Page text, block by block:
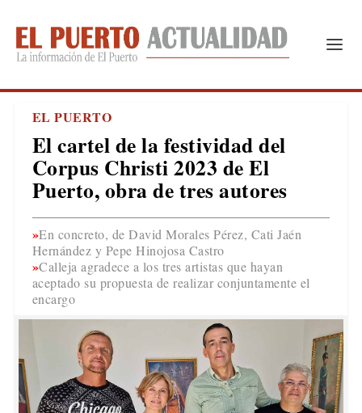
EL PUERTO
El cartel de la festividad del
Corpus Christi 2023 de El
Puerto, obra de tres autores
En concreto, de David Morales Pérez, Cati Jaén
Hernández y Pepe Hinojosa Castro
Calleja agradece a los tres artistas que hayan
aceptado su propuesta de realizar conjuntamente el
encargo